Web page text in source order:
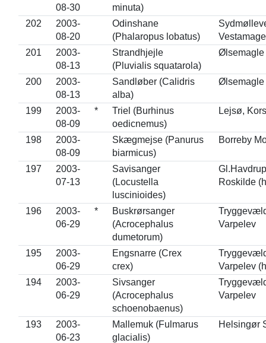
08-30
minuta)
202
2003-
08-20
Odinshane
(Phalaropus lobatus)
201
2003-
08-13
Strandhjejle
(Pluvialis squatarola)
Ølsemagle
200
2003-
08-13
Sandløber (Calidris
alba)
Ølsemagle
199
2003-
08-09
*
Triel (Burhinus
oedicnemus)
Lejsø,
198
2003-
08-09
Skægmejse (Panurus
biarmicus)
Borreby
197
2003-
07-13
Savisanger
(Locustella
luscinioides)
Roskilde
196
2003-
06-29
*
Buskrørsanger
(Acrocephalus
dumetorum)
Varpelev
195
2003-
06-29
Engsnarre (Crex
crex)
Varpelev
194
2003-
06-29
Sivsanger
(Acrocephalus
schoenobaenus)
Varpelev
193
2003-
06-23
Mallemuk (Fulmarus
glacialis)
Helsingør